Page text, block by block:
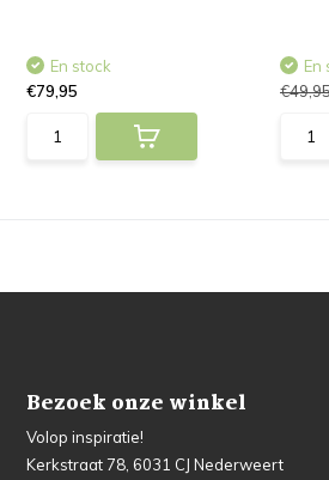
En stock
€79,95
En
Bezoek onze winkel
Volop inspiratie!
Kerkstraat 78, 6031 CJ Nederweert